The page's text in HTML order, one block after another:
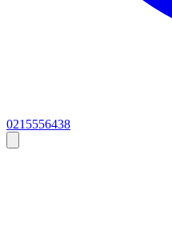
0215556438